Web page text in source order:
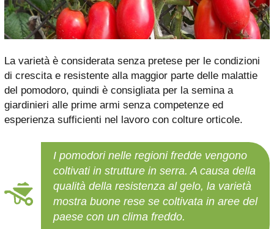
La varietà è considerata senza pretese per le condizioni
di crescita e resistente alla maggior parte delle malattie
del pomodoro, quindi è consigliata per la semina a
giardinieri alle prime armi senza competenze ed
esperienza sufficienti nel lavoro con colture orticole.
I pomodori nelle regioni fredde vengono
coltivati ​​in strutture in serra. A causa della
qualità della resistenza al gelo, la varietà
mostra buone rese se coltivata in aree del
paese con un clima freddo.